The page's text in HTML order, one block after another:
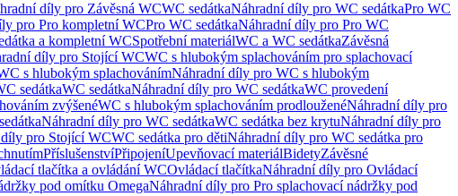
díly pro Závěsná WCWC sedátkaNáhradní díly pro WC sedátkaPro WC
pro Pro kompletní WCPro WC sedátkaNáhradní díly pro Pro WC
a kompletní WCSpotřební materiálWC a WC sedátkaZávěsná
díly pro Stojící WCWC s hlubokým splachováním pro splachovací
s hlubokým splachovánímNáhradní díly pro WC s hlubokým
sedátkaWC sedátkaNáhradní díly pro WC sedátkaWC provedení
zvýšenéWC s hlubokým splachováním prodlouženéNáhradní díly pro
Náhradní díly pro WC sedátkaWC sedátka bez krytuNáhradní díly pro
pro Stojící WCWC sedátka pro dětiNáhradní díly pro WC sedátka pro
PříslušenstvíPřipojeníUpevňovací materiálBidetyZávěsné
tlačítka a ovládání WCOvládací tlačítkaNáhradní díly pro Ovládací
pod omítku OmegaNáhradní díly pro Pro splachovací nádržky pod